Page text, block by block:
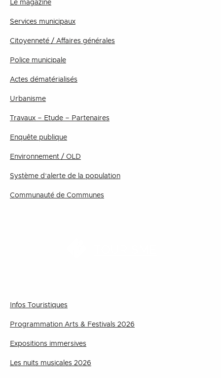
Le magazine
Services municipaux
Citoyenneté / Affaires générales
Police municipale
Actes dématérialisés
Urbanisme
Travaux – Etude – Partenaires
Enquête publique
Environnement / OLD
Système d’alerte de la population
Communauté de Communes
Infos Touristiques
Programmation Arts & Festivals 2026
Expositions immersives
Les nuits musicales 2026